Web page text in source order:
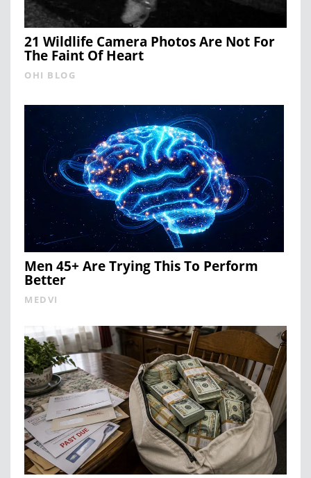
21 Wildlife Camera Photos Are Not For
The Faint Of Heart
OHI BLOG
Men 45+ Are Trying This To Perform
Better
MEDVI